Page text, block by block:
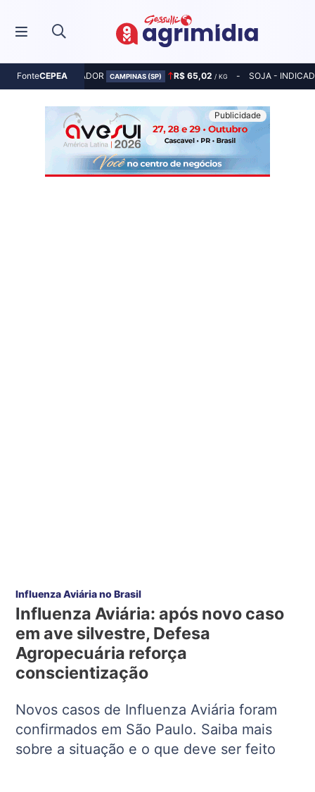
FonteCEPEA
MILHO - INDICADOR CAMPINAS (SP) R$ 65,02 / KG SOJA -
Influenza Aviária no Brasil
Influenza Aviária: após novo caso
em ave silvestre, Defesa
Agropecuária reforça
conscientização
Novos casos de Influenza Aviária foram
confirmados em São Paulo. Saiba mais
sobre a situação e o que deve ser feito